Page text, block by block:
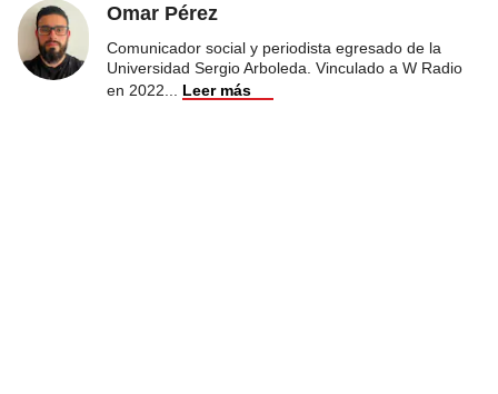
Omar Pérez
Comunicador social y periodista egresado de la
Universidad Sergio Arboleda. Vinculado a W Radio
en 2022
Leer más